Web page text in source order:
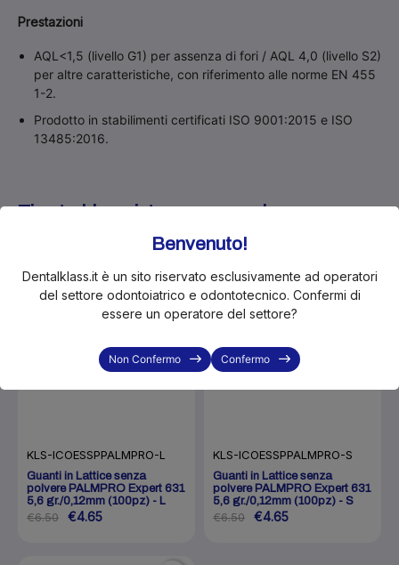
Prestazioni
AQL<1,5 (livello G1) per assenza di fori / AQL 4,0 (livello S2)
per altre caratteristiche, con riferimento alle norme EN 455
1-2.
Prodotto in stabilimenti certificati ISO 9001:2015 e ISO
13485:2016.
Ti potrebbero interessare anche...
-28%
KLS-ICOESSPPALMPRO-L
Guanti in Lattice senza
polvere PALMPRO Expert 631
5,6 gr./0,12mm (100pz) - L
€6.50 €4.65
-28%
KLS-ICOESSPPALMPRO-S
Guanti in Lattice senza
polvere PALMPRO Expert 631
5,6 gr./0,12mm (100pz) - S
€6.50 €4.65
Benvenuto!
Dentalklass.it è un sito riservato esclusivamente ad operatori
del settore odontoiatrico e odontotecnico. Confermi di
essere un operatore del settore?
Non Confermo Confermo